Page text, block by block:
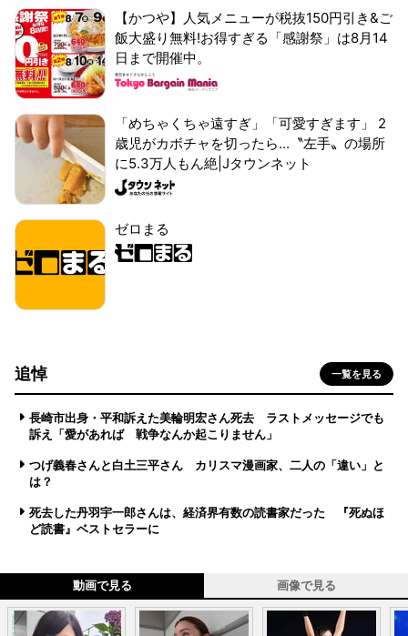
【かつや】人気メニューが税抜150円引き&ご
飯大盛り無料!お得すぎる「感謝祭」は8月14
日まで開催中。
「めちゃくちゃ遠すぎ」「可愛すぎます」 2
歳児がカボチャを切ったら...〝左手〟の場所
に5.3万人もん絶|Jタウンネット
ゼロまる
追悼 一覧を見る
長崎市出身・平和訴えた美輪明宏さん死去 ラストメッセージでも
訴え「愛があれば 戦争なんか起こりません」
つげ義春さんと白土三平さん カリスマ漫画家、二人の「違い」と
は？
死去した丹羽宇一郎さんは、経済界有数の読書家だった 『死ぬほ
ど読書』ベストセラーに
動画で見る 画像で見る